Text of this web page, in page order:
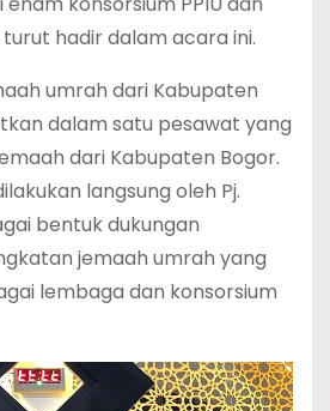
turut hadir dalam acara ini.
umrah dari Kabupaten
dalam satu pesawat yang
dari Kabupaten Bogor.
langsung oleh Pj.
bentuk dukungan
jemaah umrah yang
lembaga dan konsorsium